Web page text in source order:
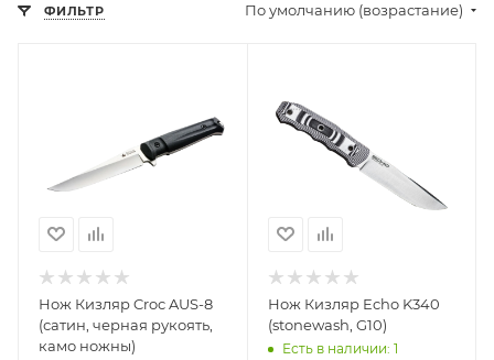
ФИЛЬТР По умолчанию (возрастание)
Нож Кизляр Croc AUS-8
(сатин, черная рукоять,
камо ножны)
Нож Кизляр Echo K340
(stonewash, G10)
Есть в наличии: 1